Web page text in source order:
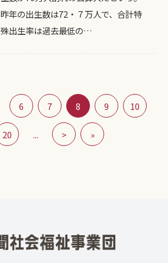
昨年の出生数は72・７万人で、合計特
殊出生率は過去最低の…
6 7 8 9 10
20 ... > »